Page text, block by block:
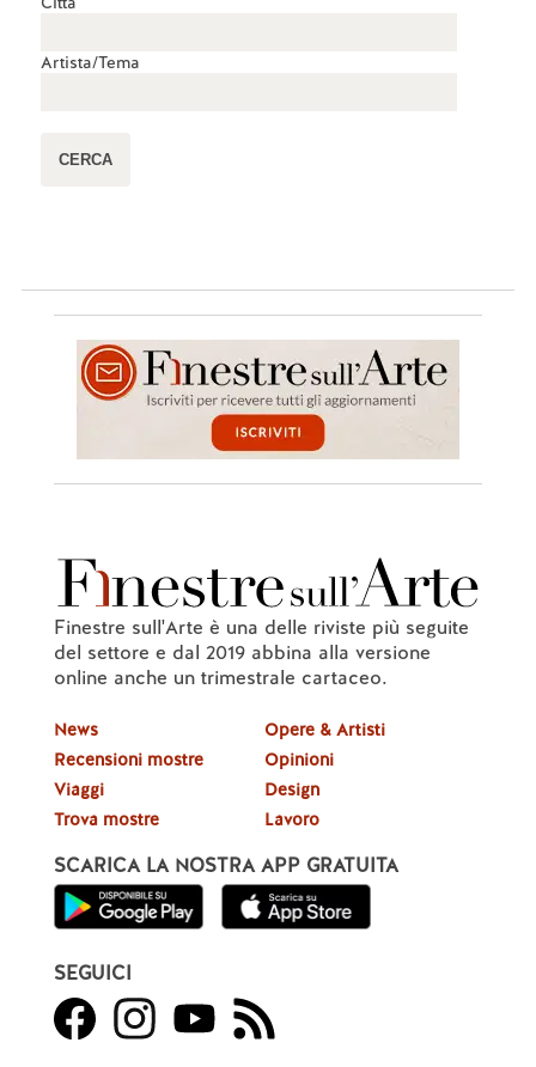
Artista/Tema
Finestre sull'Arte è una delle riviste più seguite
del settore e dal 2019 abbina alla versione
online anche un trimestrale cartaceo.
News
Recensioni mostre
Viaggi
Trova mostre
Opere & Artisti
Opinioni
Design
Lavoro
SCARICA LA NOSTRA APP GRATUITA
SEGUICI